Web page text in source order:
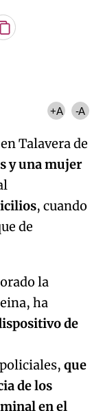
Copiar
+A -A
Talavera de
y una mujer
, cuando
de
la
ha
de
que
de los
en el